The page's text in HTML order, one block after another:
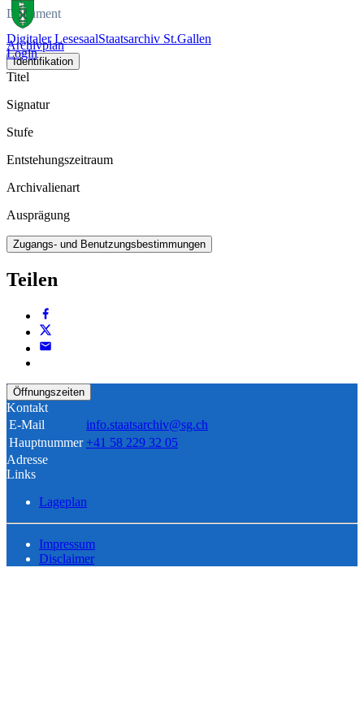
Digitaler LesesaalStaatsarchiv St.Gallen
Login
Dokument
Archivplan
Identifikation
Titel
Signatur
Stufe
Entstehungszeitraum
Archivalienart
Ausprägung
Zugangs- und Benutzungsbestimmungen
Teilen
Öffnungszeiten
Kontakt
E-Mail
info.staatsarchiv@sg.ch
Hauptnummer +41 58 229 32 05
Adresse
Links
Lageplan
Impressum
Disclaimer